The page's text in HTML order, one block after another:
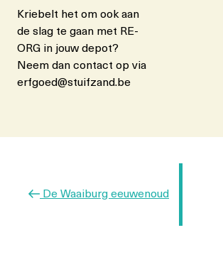
Kriebelt het om ook aan
de slag te gaan met RE-
ORG in jouw depot?
Neem dan contact op via
erfgoed@stuifzand.be
VorigDe Waaiburg eeuwenoud